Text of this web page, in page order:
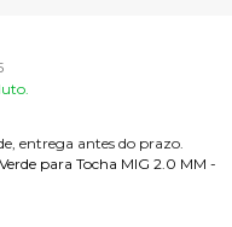
entrega antes do prazo.
para Tocha MIG 2.0 MM -